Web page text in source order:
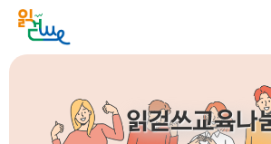
읽걷쓰교육나